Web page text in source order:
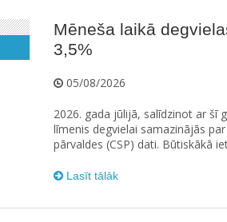
Mēneša laikā
3,5%
05/08/2026
2026. gada jūlijā, salīdzinot ar šī
līmenis degvielai samazinājās
pārvaldes (CSP) dati. Būtiskākā
Lasīt tālāk